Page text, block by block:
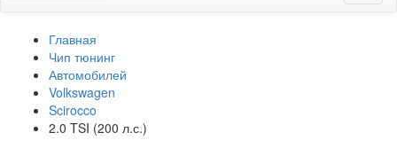
Главная
Чип тюнинг
Автомобилей
Volkswagen
Scirocco
2.0 TSI (200 л.с.)